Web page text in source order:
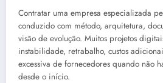
Contratar uma empresa especializada
conduzido com método, arquitetura,
visão de evolução. Muitos projetos
instabilidade, retrabalho, custos
excessiva de fornecedores quando não
desde o início.